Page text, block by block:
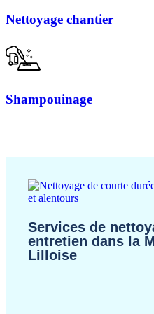
Nettoyage chantier
Shampouinage
Services de
entretien dans la
Lilloise